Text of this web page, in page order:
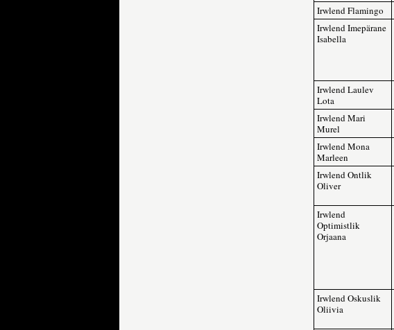
Irwlend Flamingo
Irwlend Imepärane
Isabella
Irwlend Laulev
Lota
Irwlend Mari
Murel
Irwlend Mona
Marleen
Irwlend Ontlik
Oliver
Irwlend
Optimistlik
Orjaana
Irwlend Oskuslik
Oliivia